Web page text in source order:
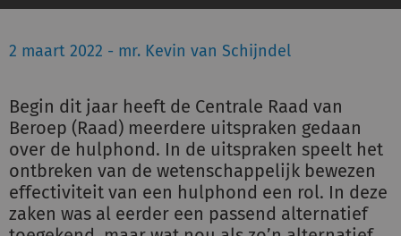
2 maart 2022 - mr. Kevin van Schijndel
Begin dit jaar heeft de Centrale Raad van
Beroep (Raad) meerdere uitspraken gedaan
over de hulphond. In de uitspraken speelt het
ontbreken van de wetenschappelijk bewezen
effectiviteit van een hulphond een rol. In deze
zaken was al eerder een passend alternatief